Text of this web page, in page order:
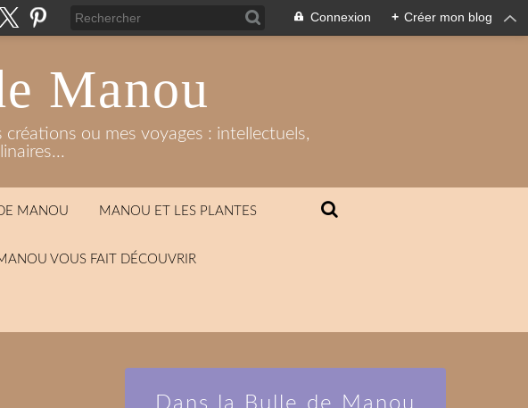
Connexion + Créer mon blog
Manou
créations ou mes voyages : intellectuels,
MANOU MANOU ET LES PLANTES
VOUS FAIT DÉCOUVRIR
Dans la Bulle de Manou